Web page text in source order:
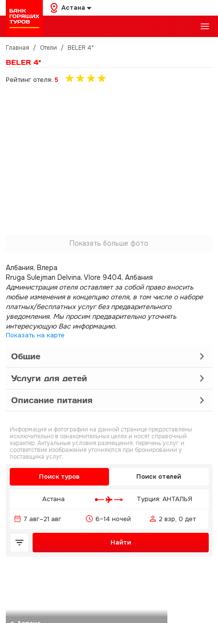
Астана
Главная / Отели / BELER 4*
BELER 4*
Рейтинг отеля: 5
Показать больше фото
Албания, Влера
Rruga Sulejman Delvina, Vlore 9404, Албания
Администрация отеля оставляет за собой право вносить
любые изменения в концепцию отеля, в том числе о наборе
платных/бесплатных услуг без предварительного
уведомления. Мы просим предварительно уточнять
интересующую Вас информацию.
Показать на карте
Общие
Услуги для детей
Описание питания
Информация и фотографии на данной странице предоставлены
исключительно в ознакомительных целях и носят справочный
характер. Актуальные условия размещения, перечень услуг и
соответствие изображения уточняются при бронировании у
поставщика услуг.
Поиск туров Поиск отелей
Астана Турция: АНТАЛЬЯ
7 авг–21 авг 6–14 ночей 2 взр, 0 дет
Найти